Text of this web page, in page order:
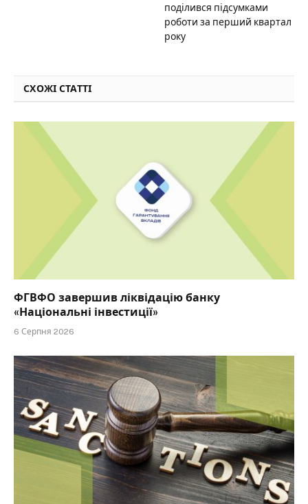
поділився підсумками
роботи за перший квартал
року
СХОЖІ СТАТТІ
ФГВФО завершив ліквідацію банку
«Національні інвестиції»
6 Серпня 2026